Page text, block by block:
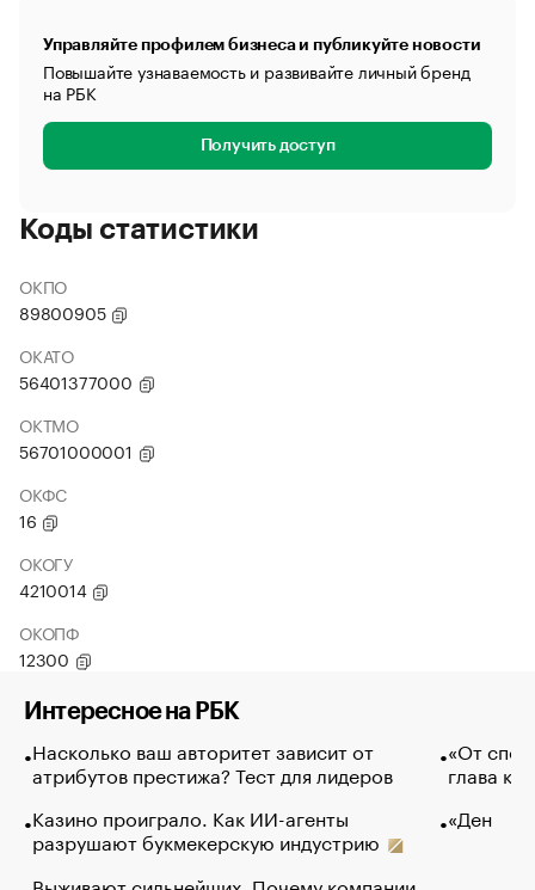
Управляйте профилем бизнеса и публикуйте новости
Повышайте узнаваемость и развивайте личный бренд
на РБК
Получить доступ
Коды статистики
ОКПО
89800905
ОКАТО
56401377000
ОКТМО
56701000001
ОКФС
16
ОКОГУ
4210014
ОКОПФ
12300
Интересное на РБК
Насколько ваш авторитет зависит от
атрибутов престижа? Тест для лидеров
Казино проиграло. Как ИИ-агенты
разрушают букмекерскую индустрию
«От
глава
«Ден